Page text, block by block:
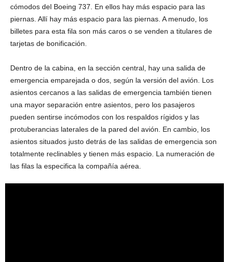
cómodos del Boeing 737. En ellos hay más espacio para las
piernas. Allí hay más espacio para las piernas. A menudo, los
billetes para esta fila son más caros o se venden a titulares de
tarjetas de bonificación.
Dentro de la cabina, en la sección central, hay una salida de
emergencia emparejada o dos, según la versión del avión. Los
asientos cercanos a las salidas de emergencia también tienen
una mayor separación entre asientos, pero los pasajeros
pueden sentirse incómodos con los respaldos rígidos y las
protuberancias laterales de la pared del avión. En cambio, los
asientos situados justo detrás de las salidas de emergencia son
totalmente reclinables y tienen más espacio. La numeración de
las filas la especifica la compañía aérea.